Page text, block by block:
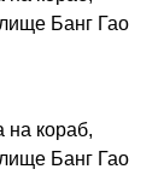
Банг Гао
на кораб,
Банг Гао